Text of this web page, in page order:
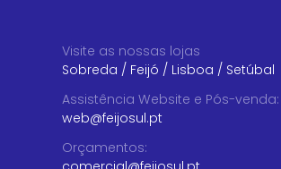
Visite as nossas lojas
Sobreda / Feijó / Lisboa / Setúbal
Assistência Website e Pós-venda:
web@feijosul.pt
Orçamentos: